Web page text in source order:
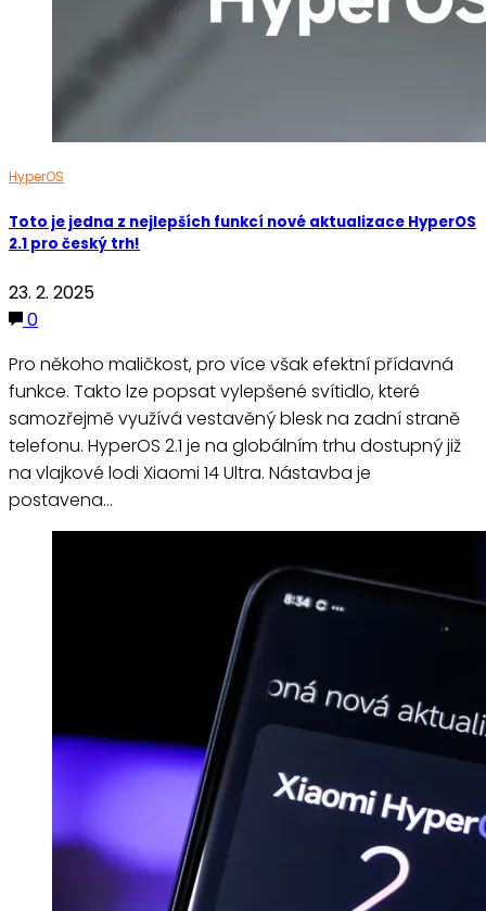
HyperOS
Toto je jedna z nejlepších funkcí nové aktualizace HyperOS
2.1 pro český trh!
23. 2. 2025
0
Pro někoho maličkost, pro více však efektní přídavná
funkce. Takto lze popsat vylepšené svítidlo, které
samozřejmě využívá vestavěný blesk na zadní straně
telefonu. HyperOS 2.1 je na globálním trhu dostupný již
na vlajkové lodi Xiaomi 14 Ultra. Nástavba je
postavena…